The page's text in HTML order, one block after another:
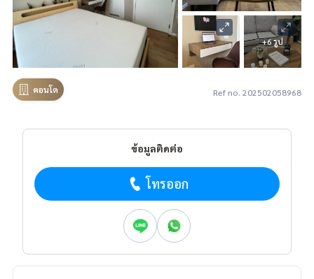
+6 รูป
คอนโด Ref no. 202502058968
ข้อมูลติดต่อ
โทรออก